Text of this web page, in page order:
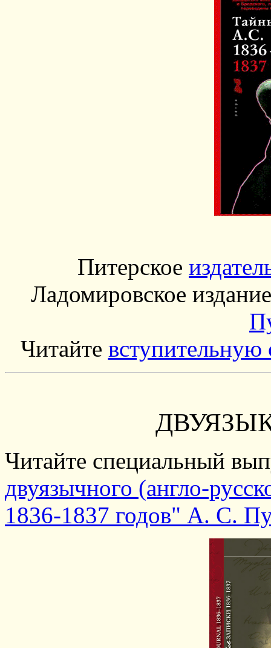
Питерское
Ладомировское
Читайте
Читайте специальный
двуязычного (англо-
1836-1837 годов" А. С.